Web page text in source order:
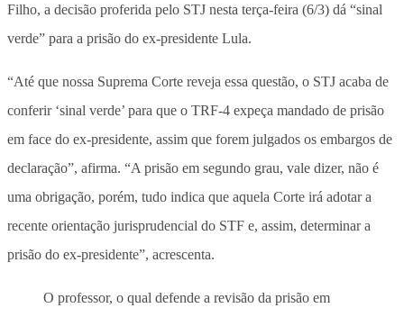
Filho, a decisão proferida pelo STJ nesta terça-feira (6/3) dá “sinal
verde” para a prisão do ex-presidente Lula.
“Até que nossa Suprema Corte reveja essa questão, o STJ acaba de
conferir ‘sinal verde’ para que o TRF-4 expeça mandado de prisão
em face do ex-presidente, assim que forem julgados os embargos de
declaração”, afirma. “A prisão em segundo grau, vale dizer, não é
uma obrigação, porém, tudo indica que aquela Corte irá adotar a
recente orientação jurisprudencial do STF e, assim, determinar a
prisão do ex-presidente”, acrescenta.
O professor, o qual defende a revisão da prisão em